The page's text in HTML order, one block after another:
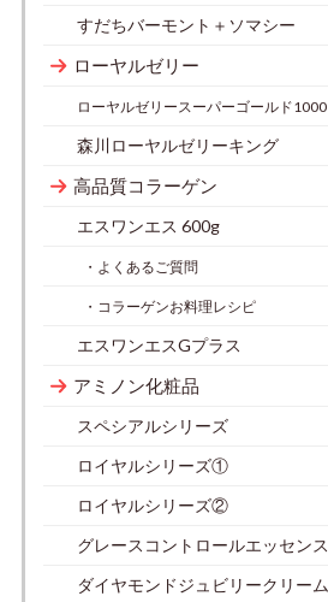
すだちバーモント＋ソマシー
ローヤルゼリー
ローヤルゼリースーパーゴールド1000
森川ローヤルゼリーキング
高品質コラーゲン
エスワンエス 600g
・よくあるご質問
・コラーゲンお料理レシピ
エスワンエスGプラス
アミノン化粧品
スペシアルシリーズ
ロイヤルシリーズ①
ロイヤルシリーズ②
グレースコントロールエッセンス
ダイヤモンドジュビリークリーム